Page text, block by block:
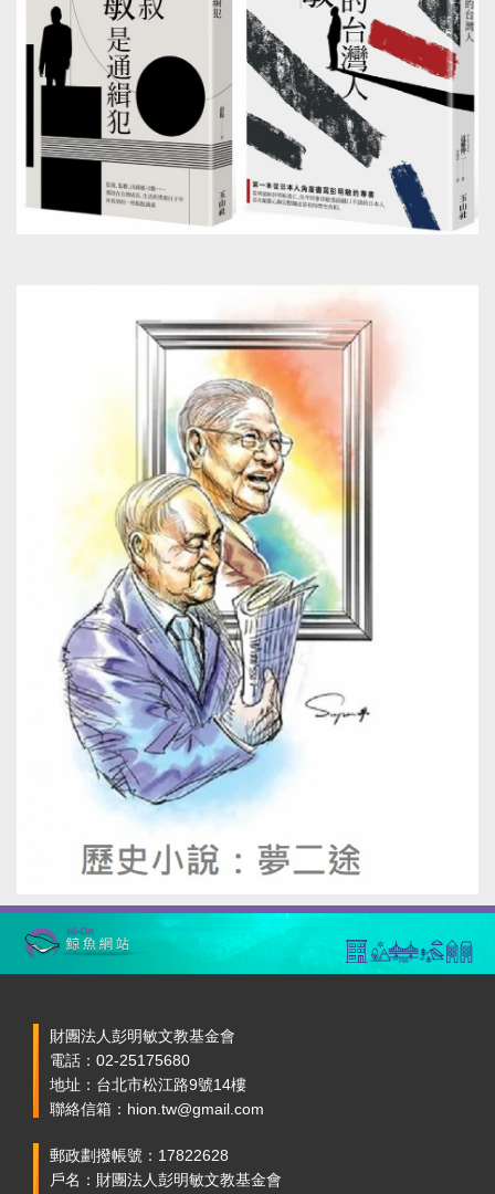
財團法人彭明敏文教基金會
電話：02-25175680
地址：台北市松江路9號14樓
聯絡信箱：hion.tw@gmail.com
郵政劃撥帳號：17822628
戶名：財團法人彭明敏文教基金會